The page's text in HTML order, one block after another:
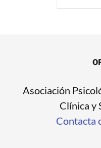
Asociación
Clínica y
Contacta